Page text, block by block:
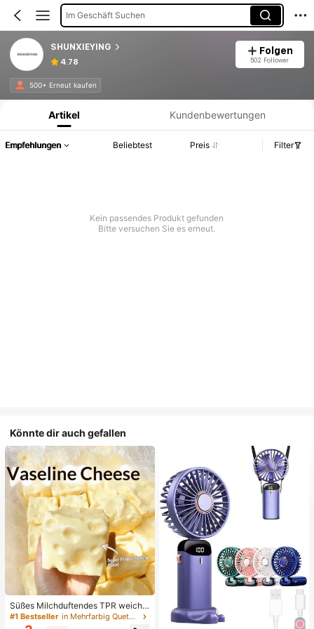
Im Geschäft Suchen
SHUNXIEYING
4.78
Folgen
502 Follower
500+ Erneut kaufen
Produktinformation: Preisangabe, Verkaufs- und Lagerbestandsdetails.
Artikel Kundenbewertungen
Empfehlungen Beliebtest Preis Filter
Kein passendes Produkt gefunden
Bitte versuchen Sie es erneut.
Könnte dir auch gefallen
Süßes Milchduftendes TPR weiche
s quetschbares Dumpling-förmiges
Stressabbau-Spielzeug, 5cm niedli
#1 Bestseller in Mehrfarbig Quetschspielzeug für Teenager